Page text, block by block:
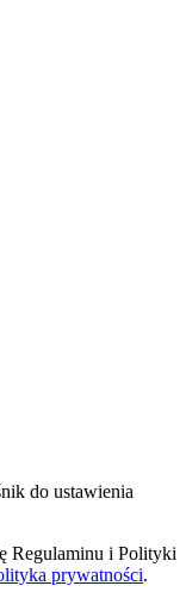
do ustawienia
Regulaminu i Polityki
prywatności.